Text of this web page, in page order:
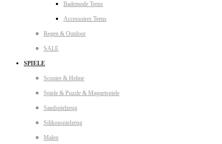
Bademode Teens
Accessoires Teens
Regen & Outdoor
SALE
SPIELE
Scooter & Helme
Spiele & Puzzle & Magnetspiele
Sandspielzeug
Silikonspielzeug
Malen